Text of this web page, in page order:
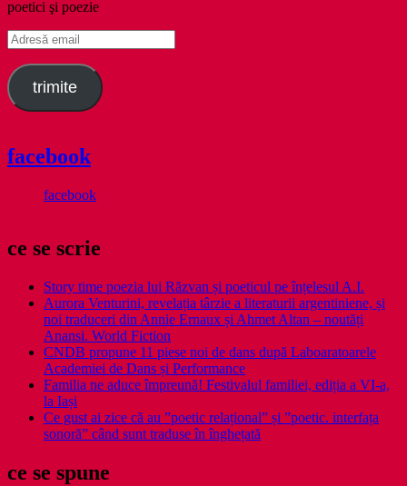
poetici şi poezie
Adresă
email
trimite
facebook
facebook
ce se scrie
Story time poezia lui Răzvan și poeticul pe înțelesul A.I.
Aurora Venturini, revelația târzie a literaturii argentiniene, și
noi traduceri din Annie Ernaux și Ahmet Altan – noutăți
Anansi. World Fiction
CNDB propune 11 piese noi de dans după Laboaratoarele
Academiei de Dans și Performance
Familia ne aduce împreună! Festivalul familiei, ediția a VI-a,
la Iași
Ce gust ai zice că au ”poetic relațional” și ”poetic. interfața
sonoră” când sunt traduse în înghețată
ce se spune